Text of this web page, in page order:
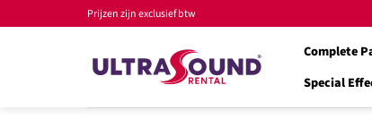
naar
Prijzen zijn exclusief btw
Complete
Special